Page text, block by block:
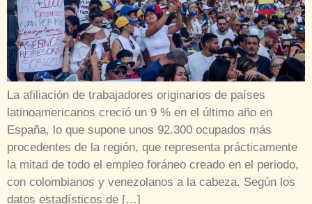
La afiliación de trabajadores originarios de países
latinoamericanos creció un 9 % en el último año en
España, lo que supone unos 92.300 ocupados más
procedentes de la región, que representa prácticamente
la mitad de todo el empleo foráneo creado en el periodo,
con colombianos y venezolanos a la cabeza. Según los
datos estadísticos de […]